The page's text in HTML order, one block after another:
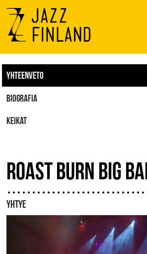
Menu
YHTEENVETO
BIOGRAFIA
KEIKAT
ROAST BURN BIG
YHTYE